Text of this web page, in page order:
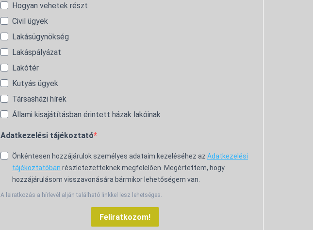
Hogyan vehetek részt
Civil ügyek
Lakásügynökség
Lakáspályázat
Lakótér
Kutyás ügyek
Társasházi hírek
Állami kisajátításban érintett házak lakóinak
Adatkezelési tájékoztató
Önkéntesen hozzájárulok személyes adataim kezeléséhez az Adatkezelési
tájékoztatóban részletezetteknek megfelelően. Megértettem, hogy
hozzájárulásom visszavonására bármikor lehetőségem van.
A leiratkozás a hírlevél alján található linkkel lesz lehetséges.
Feliratkozom!